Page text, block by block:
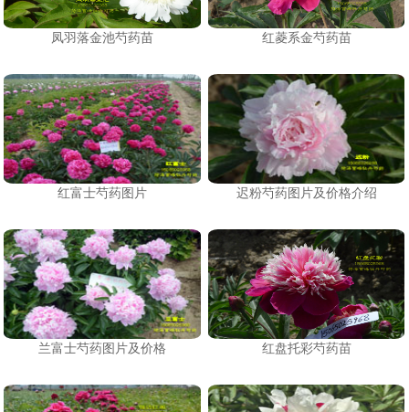
凤羽落金池芍药苗 红菱系金芍药苗
红富士芍药图片 迟粉芍药图片及价格介绍
兰富士芍药图片及价格 红盘托彩芍药苗